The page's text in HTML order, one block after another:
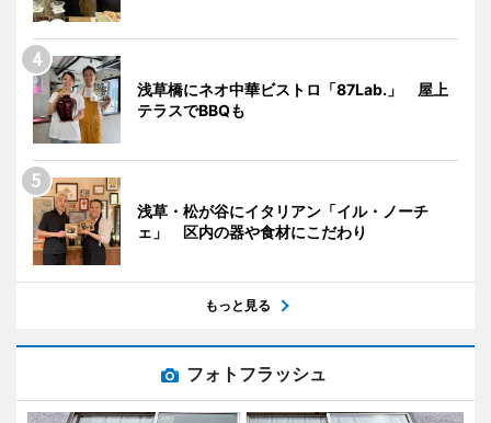
浅草橋にネオ中華ビストロ「87Lab.」 屋上
テラスでBBQも
浅草・松が谷にイタリアン「イル・ノーチ
ェ」 区内の器や食材にこだわり
もっと見る
フォトフラッシュ